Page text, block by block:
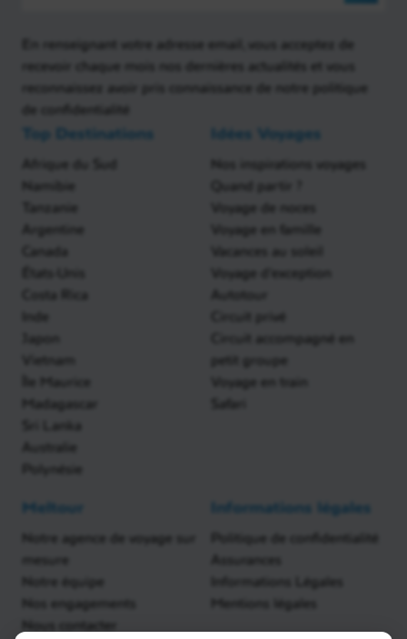
En renseignant votre adresse email, vous acceptez de
recevoir chaque mois nos dernières actualités et vous
reconnaissez avoir pris connaissance de notre politique
de confidentialité
Top Destinations
Afrique du Sud
Namibie
Tanzanie
Argentine
Canada
États-Unis
Costa Rica
Inde
Japon
Vietnam
Île Maurice
Madagascar
Sri Lanka
Australie
Polynésie
Idées Voyages
Nos inspirations voyages
Quand partir ?
Voyage de noces
Voyage en famille
Vacances au soleil
Voyage d'exception
Autotour
Circuit privé
Circuit accompagné en
petit groupe
Voyage en train
Safari
Meltour
Notre agence de voyage sur
mesure
Notre équipe
Nos engagements
Nous contacter
Informations légales
Politique de confidentialité
Assurances
Informations Légales
Mentions légales